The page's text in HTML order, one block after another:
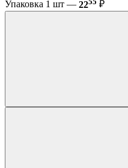
Упаковка 1 шт — 22 ₽